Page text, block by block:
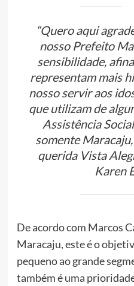
“Quero aqui
nosso Prefeito
sensibilidade,
representam mais
nosso servir aos
que utilizam de
Assistência
somente
querida Vista
Karen
De acordo com Marcos
Maracaju, este é o
pequeno ao grande
também é uma